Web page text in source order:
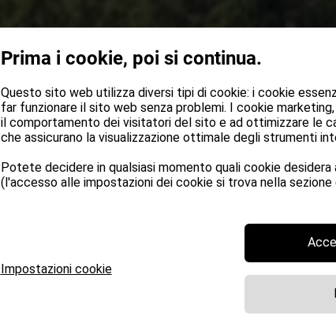
Prima i cookie, poi si continua.
Questo sito web utilizza diversi tipi di cookie: i cookie
far funzionare il sito web senza problemi. I cookie
il comportamento dei visitatori del sito e ad ottimizzare le
che assicurano la visualizzazione ottimale degli strumenti
Potete decidere in qualsiasi momento quali cookie
(l'accesso alle impostazioni dei cookie si trova nella sezione
Impostazioni cookie